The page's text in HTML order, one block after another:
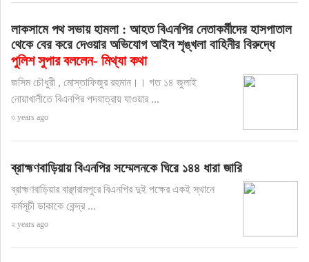
লাকসামে পথ সভায় হামলা : আহত বিএনপির নেতাকর্মীদের হাসপাতাল
থেকে বের করে দেওয়ার অভিযোগ আইন শৃঙ্খলা বাহিনীর বিরুদ্ধে
পুলিশ সুপার বললেন- মিথ্যা কথা
জসিম চৌধুরী , মোস্তাফিজুর রহমান।। গত ১৪ জুলাই
নোয়াখালীতে বিএনপির পদযাত্রায় যাওয়ার ...
৩ years ago
ব্রাহ্মণবাড়িয়ায় বিএনপির সম্মেলনকে ঘিরে ১৪৪ ধারা জারি
ব্রাহ্মণবাড়িয়ার বাঞ্ছারামপুরে বিএনপির দুই পক্ষের একই স্থানে
কর্মসূচী ডাকাকে কেন্দ্র ...
২ years ago